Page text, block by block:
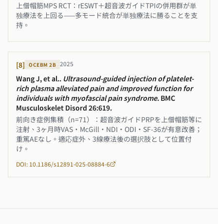
上僧帽筋MPS RCT：rESWT＋超音波ガイドTPIの併用群が単
独療法を上回る——多モード統合が単独療法に勝ることを支
持。
[8] OCEBM 2B 2025
Wang J, et al.. Ultrasound-guided injection of platelet-
rich plasma alleviated pain and improved function for
individuals with myofascial pain syndrome. BMC
Musculoskelet Disord 26:619.
前向き症例集積（n=71）：超音波ガイドPRPを上僧帽筋等に
注射、3ヶ月時VAS・McGill・NDI・ODI・SF-36が有意改善；
重篤AEなし。適応症外、3線療法後の選択肢として位置付
け。
DOI: 10.1186/s12891-025-08884-6